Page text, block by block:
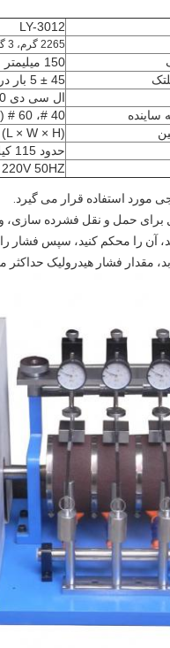
LY-3012
2265 گرم، 3 گروه
150 میلیمتر
45 ± 5 بار در دقیقه
ال سی دی 0-999999 بار 6 نمایش وضعیت
ساینده
40 #، 60 # (اختیاری)
× W × H)
حدود 115 کیلوگرم
50HZ
مورد استفاده قرار می گیرد.
آن را محکم کنید، سپس فشار
مقدار فشار هیدرولیک